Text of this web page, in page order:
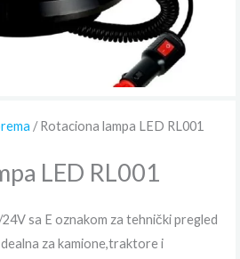
/ Rotaciona lampa LED RL001
LED RL001
sa E oznakom za tehnički pregled
za kamione,traktore i